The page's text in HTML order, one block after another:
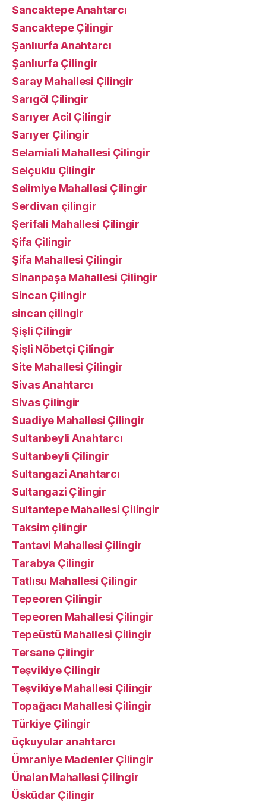
Sancaktepe Anahtarcı
Sancaktepe Çilingir
Şanlıurfa Anahtarcı
Şanlıurfa Çilingir
Saray Mahallesi Çilingir
Sarıgöl Çilingir
Sarıyer Acil Çilingir
Sarıyer Çilingir
Selamiali Mahallesi Çilingir
Selçuklu Çilingir
Selimiye Mahallesi Çilingir
Serdivan çilingir
Şerifali Mahallesi Çilingir
Şifa Çilingir
Şifa Mahallesi Çilingir
Sinanpaşa Mahallesi Çilingir
Sincan Çilingir
sincan çilingir
Şişli Çilingir
Şişli Nöbetçi Çilingir
Site Mahallesi Çilingir
Sivas Anahtarcı
Sivas Çilingir
Suadiye Mahallesi Çilingir
Sultanbeyli Anahtarcı
Sultanbeyli Çilingir
Sultangazi Anahtarcı
Sultangazi Çilingir
Sultantepe Mahallesi Çilingir
Taksim çilingir
Tantavi Mahallesi Çilingir
Tarabya Çilingir
Tatlısu Mahallesi Çilingir
Tepeoren Çilingir
Tepeoren Mahallesi Çilingir
Tepeüstü Mahallesi Çilingir
Tersane Çilingir
Teşvikiye Çilingir
Teşvikiye Mahallesi Çilingir
Topağacı Mahallesi Çilingir
Türkiye Çilingir
üçkuyular anahtarcı
Ümraniye Madenler Çilingir
Ünalan Mahallesi Çilingir
Üsküdar Çilingir